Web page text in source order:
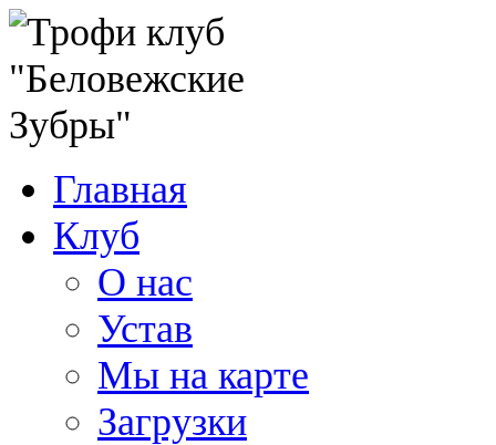
Главная
Клуб
О нас
Устав
Мы на карте
Загрузки